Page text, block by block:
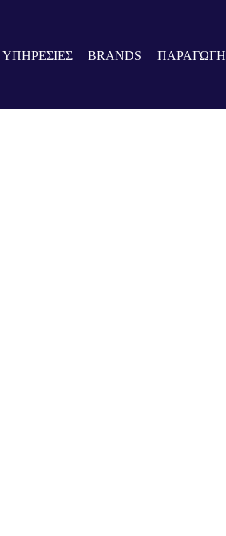
ΥΠΗΡΕΣΙΕΣ BRANDS ΠΑΡΑΓΩΓΗ